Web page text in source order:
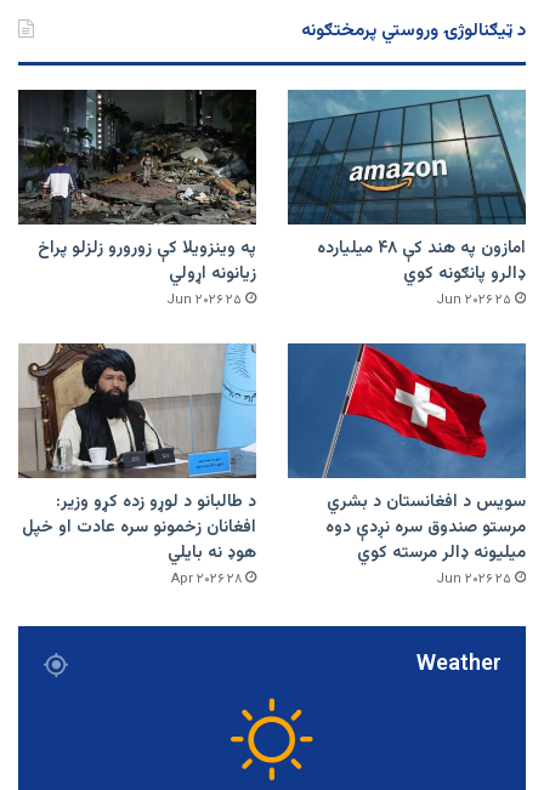
د ټیګنالوژۍ وروستي پرمختګونه
امازون په هند کې ۴۸ میلیارده
ډالرو پانګونه کوي
۲۵ Jun ۲۰۲۶
په وینزویلا کې زورورو زلزلو پراخ
زیانونه اړولي
۲۵ Jun ۲۰۲۶
سویس د افغانستان د بشري
مرستو صندوق سره نږدې دوه
میلیونه ډالر مرسته کوي
۲۵ Jun ۲۰۲۶
د طالبانو د لوړو زده کړو وزیر:
افغانان زخمونو سره عادت او خپل
هوډ نه بایلي
۲۸ Apr ۲۰۲۶
Weather